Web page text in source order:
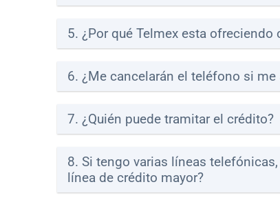
5. ¿Por qué Telmex esta ofreciendo
6. ¿Me cancelarán el teléfono si
7. ¿Quién puede tramitar el crédito?
8. Si tengo varias líneas
línea de crédito mayor?